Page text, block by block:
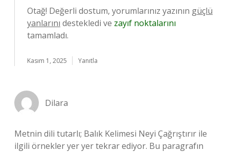
Otağ! Değerli dostum, yorumlarınız yazının güçlü
yanlarını destekledi ve zayıf noktalarını
tamamladı.
Kasım 1, 2025 Yanıtla
Dilara
Metnin dili tutarlı; Balık Kelimesi Neyi Çağrıştırır ile
ilgili örnekler yer yer tekrar ediyor. Bu paragrafın